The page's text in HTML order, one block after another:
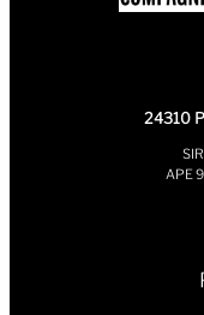
24310
APE